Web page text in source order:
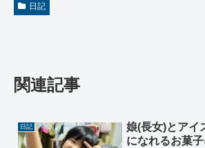
日記
関連記事
日記
娘(長女)とアイ
になれるお菓